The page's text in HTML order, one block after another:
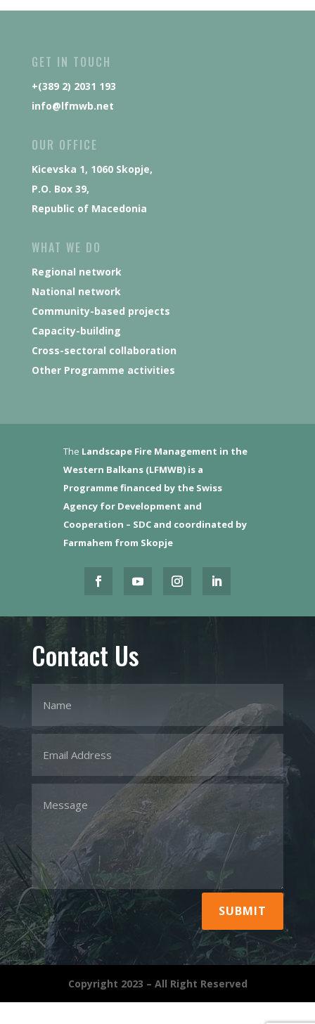
GET IN TOUCH
+(389 2) 2031 193
info@lfmwb.net
OUR OFFICE
Kicevska 1, 1060 Skopje,
P.O. Box 39,
Republic of Macedonia
WHAT WE DO
Regional network
National network
Community-based projects
Capacity-building
Cross-sectoral collaboration
Other Programme activities
The Landscape Fire Management in the
Western Balkans (LFMWB) is a
Programme financed by the Swiss
Agency for Development and
Cooperation – SDC and coordinated by
Farmahem from Skopje
Contact Us
SUBMIT
Copyright 2023 – All Right Reserved